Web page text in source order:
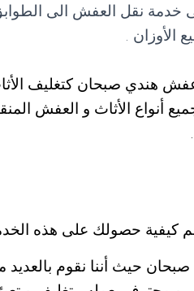
نقل العفش الى
الأوزان .
هندي صبحان كتغليف
أنواع الأثاث و العفش
كيفية حصولك على هذه
حيث أننا نقوم بالعديد